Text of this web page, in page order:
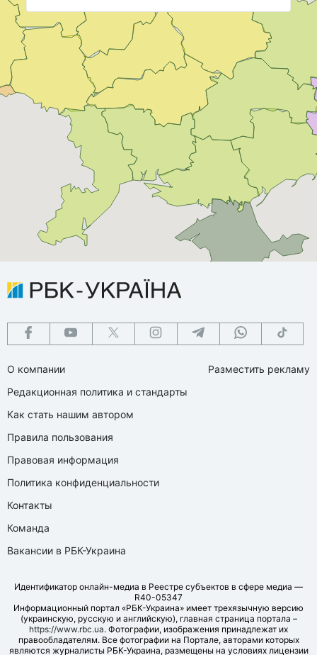
О компании
Редакционная политика и стандарты
Как стать нашим автором
Правила пользования
Правовая информация
Политика конфиденциальности
Контакты
Команда
Вакансии в РБК-Украина
Разместить рекламу
Идентификатор онлайн-медиа в Реестре субъектов в сфере медиа —
R40-05347
Информационный портал «РБК-Украина» имеет трехязычную версию
(украинскую, русскую и английскую), главная страница портала –
https://www.rbc.ua. Фотографии, изображения принадлежат их
правообладателям. Все фотографии на Портале, авторами которых
являются журналисты РБК-Украина, размещены на условиях лицензии